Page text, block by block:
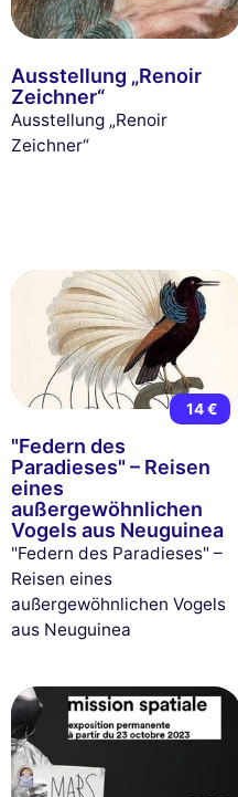
Ausstellung „Renoir
Zeichner“
Ausstellung „Renoir
Zeichner“
14 €
"Federn des
Paradieses" – Reisen
eines
außergewöhnlichen
Vogels aus Neuguinea
"Federn des Paradieses" –
Reisen eines
außergewöhnlichen Vogels
aus Neuguinea